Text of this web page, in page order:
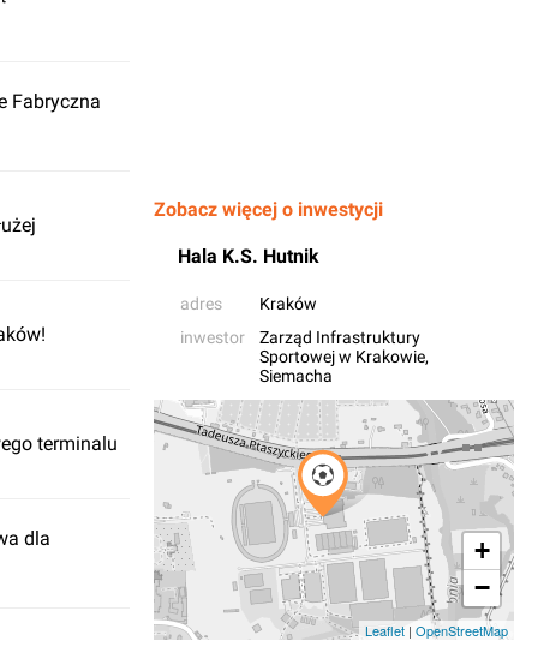
Fabryczna
terminalu
dla
Zobacz więcej o inwestycji
Hala K.S. Hutnik
adres
Kraków
inwestor
Zarząd Infrastruktury
Sportowej w Krakowie,
Siemacha
+
−
Leaflet | OpenStreetMap